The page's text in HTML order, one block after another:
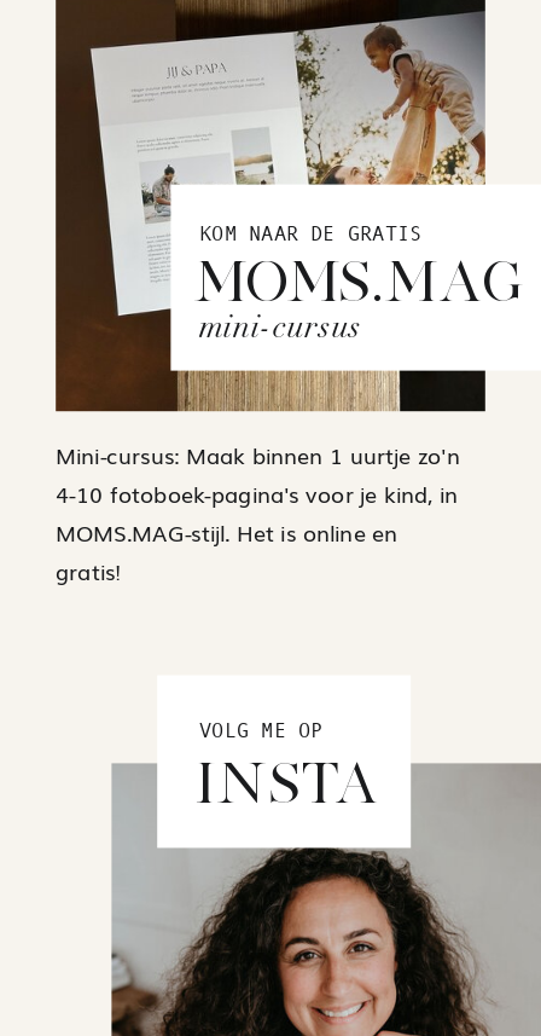
KOM NAAR DE GRATIS
MOMS.MAG
Mini-cursus: Maak binnen 1 uurtje zo'n
4-10 fotoboek-pagina's voor je kind, in
MOMS.MAG-stijl. Het is online en
gratis!
VOLG ME OP
INSTA
mini-cursus